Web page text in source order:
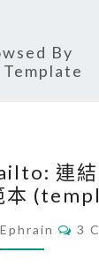
By
Template
W
e
b
]
連結
本
Ephrain
C
3